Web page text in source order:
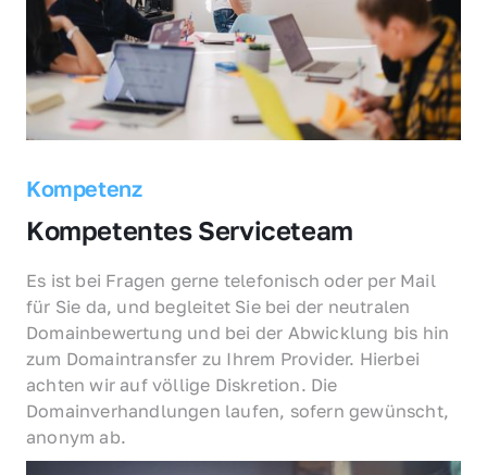
Kompetenz
Kompetentes Serviceteam
Es ist bei Fragen gerne telefonisch oder per Mail
für Sie da, und begleitet Sie bei der neutralen
Domainbewertung und bei der Abwicklung bis hin
zum Domaintransfer zu Ihrem Provider. Hierbei
achten wir auf völlige Diskretion. Die
Domainverhandlungen laufen, sofern gewünscht,
anonym ab.